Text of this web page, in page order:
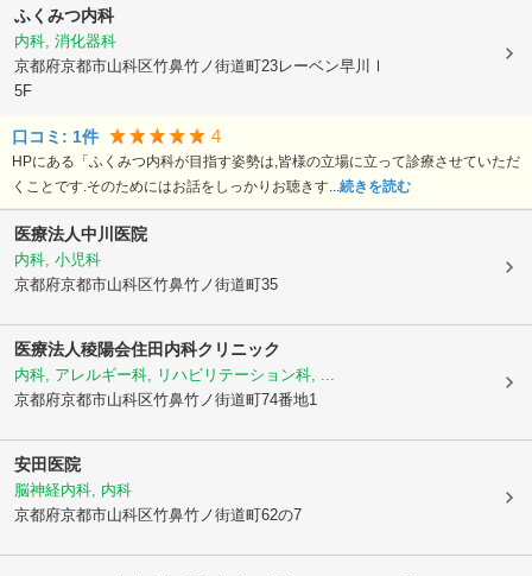
ふくみつ内科
内科, 消化器科
京都府京都市山科区竹鼻竹ノ街道町23レーベン早川Ⅰ
5F
口コミ: 1件 4
HPにある「ふくみつ内科が目指す姿勢は,皆様の立場に立って診療させていただ
くことです.そのためにはお話をしっかりお聴きす...続きを読む
医療法人中川医院
内科, 小児科
京都府京都市山科区竹鼻竹ノ街道町35
医療法人稜陽会住田内科クリニック
内科, アレルギー科, リハビリテーション科, ...
京都府京都市山科区竹鼻竹ノ街道町74番地1
安田医院
脳神経内科, 内科
京都府京都市山科区竹鼻竹ノ街道町62の7